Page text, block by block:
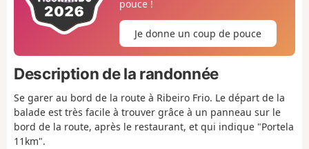
pouce !
Je donne un coup de pouce
Description de la randonnée
Se garer au bord de la route à Ribeiro Frio. Le départ de la
balade est très facile à trouver grâce à un panneau sur le
bord de la route, après le restaurant, et qui indique "Portela
11km".